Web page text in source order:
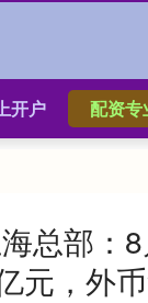
开户 配资专
总部：
元，外